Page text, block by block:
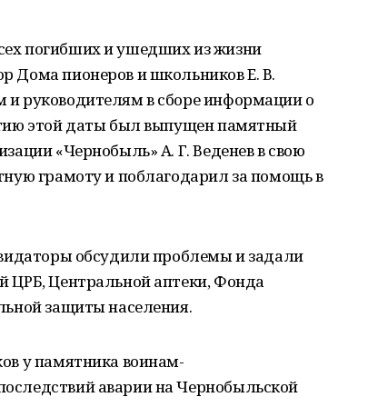
погибших и ушедших из жизни
Дома пионеров и школьников Е. В.
руководителям в сборе информации о
этой даты был выпущен памятный
«Чернобыль» А. Г. Веденев в свою
грамоту и поблагодарил за помощь в
обсудили проблемы и задали
ЦРБ, Центральной аптеки, Фонда
защиты населения.
у памятника воинам-
аварии на Чернобыльской